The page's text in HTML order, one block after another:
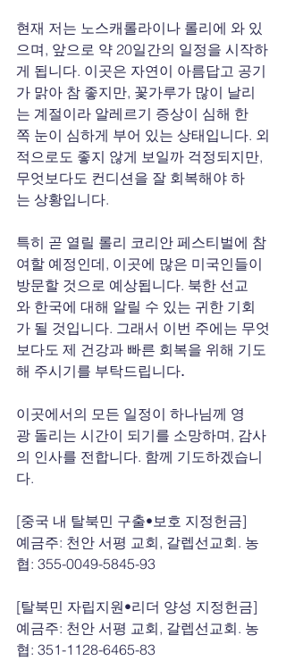
현재 저는 노스캐롤라이나 롤리에 와 있
으며, 앞으로 약 20일간의 일정을 시작하
게 됩니다. 이곳은 자연이 아름답고 공기
가 맑아 참 좋지만, 꽃가루가 많이 날리
는 계절이라 알레르기 증상이 심해 한
쪽 눈이 심하게 부어 있는 상태입니다. 외
적으로도 좋지 않게 보일까 걱정되지만,
무엇보다도 컨디션을 잘 회복해야 하
는 상황입니다.
특히 곧 열릴 롤리 코리안 페스티벌에 참
여할 예정인데, 이곳에 많은 미국인들이
방문할 것으로 예상됩니다. 북한 선교
와 한국에 대해 알릴 수 있는 귀한 기회
가 될 것입니다. 그래서 이번 주에는 무엇
보다도 제 건강과 빠른 회복을 위해 기도
해 주시기를 부탁드립니다.
이곳에서의 모든 일정이 하나님께 영
광 돌리는 시간이 되기를 소망하며, 감사
의 인사를 전합니다. 함께 기도하겠습니
다.
[중국 내 탈북민 구출•보호 지정헌금]
예금주: 천안 서평 교회, 갈렙선교회. 농
협: 355-0049-5845-93
[탈북민 자립지원•리더 양성 지정헌금]
예금주: 천안 서평 교회, 갈렙선교회. 농
협: 351-1128-6465-83